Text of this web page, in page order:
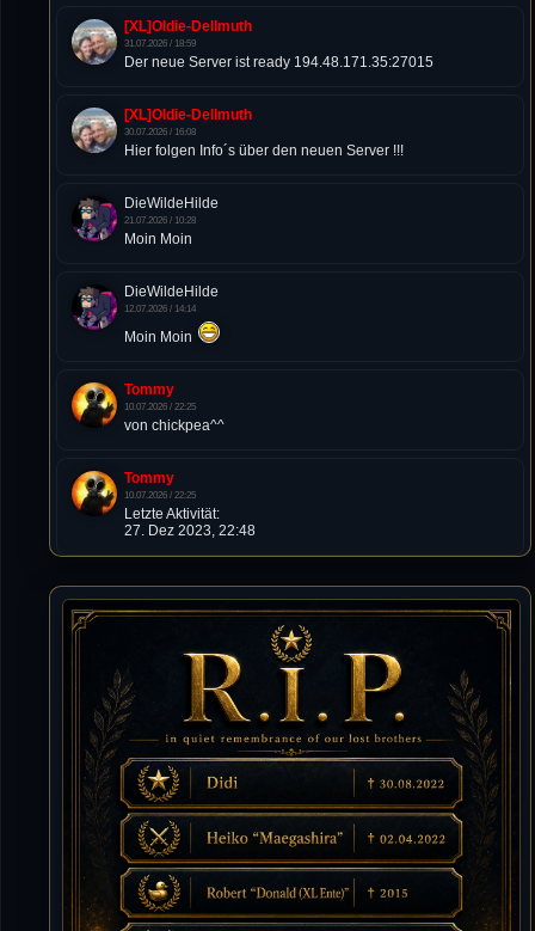
[XL]Oldie-Dellmuth
31.07.2026 / 18:59
Der neue Server ist ready 194.48.171.35:27015
[XL]Oldie-Dellmuth
30.07.2026 / 16:08
Hier folgen Info´s über den neuen Server !!!
DieWildeHilde
21.07.2026 / 10:28
Moin Moin
DieWildeHilde
12.07.2026 / 14:14
Moin Moin
Tommy
10.07.2026 / 22:25
von chickpea^^
Tommy
10.07.2026 / 22:25
Letzte Aktivität:
27. Dez 2023, 22:48
DieWildeHilde
10.07.2026 / 12:48
Happy Birthday Chickpea
DieWildeHilde
10.07.2026 / 10:08
Hallo meine Lieben!
Isimiyaki
10.07.2026 / 00:34
Alles gute chickpea
Mojochilla
02.07.2026 / 15:53
Was geht aaaaaaaaaaaab